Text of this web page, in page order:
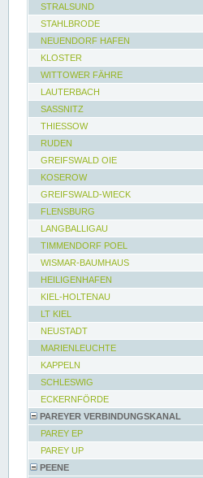
STRALSUND
STAHLBRODE
NEUENDORF HAFEN
KLOSTER
WITTOWER FÄHRE
LAUTERBACH
SASSNITZ
THIESSOW
RUDEN
GREIFSWALD OIE
KOSEROW
GREIFSWALD-WIECK
FLENSBURG
LANGBALLIGAU
TIMMENDORF POEL
WISMAR-BAUMHAUS
HEILIGENHAFEN
KIEL-HOLTENAU
LT KIEL
NEUSTADT
MARIENLEUCHTE
KAPPELN
SCHLESWIG
ECKERNFÖRDE
PAREYER VERBINDUNGSKANAL
PAREY EP
PAREY UP
PEENE